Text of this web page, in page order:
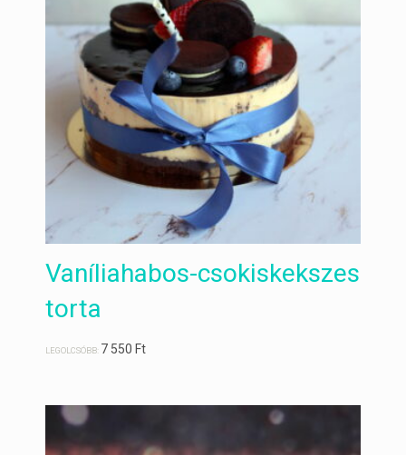
Vaníliahabos-csokiskekszes
torta
LEGOLCSÓBB: 7 550Ft